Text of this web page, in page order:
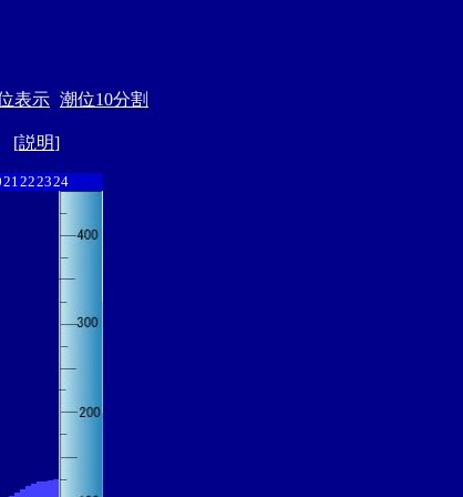
表示 潮位10分割
[説明]
21222324